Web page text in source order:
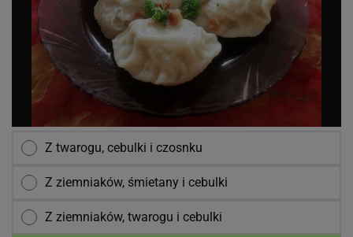
Z twarogu, cebulki i czosnku
Z ziemniaków, śmietany i cebulki
Z ziemniaków, twarogu i cebulki